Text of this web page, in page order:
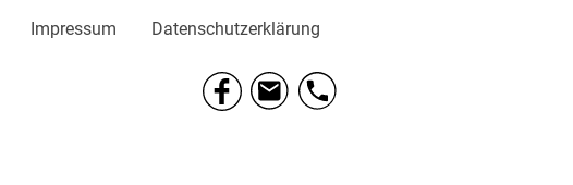
Impressum Datenschutzerklärung